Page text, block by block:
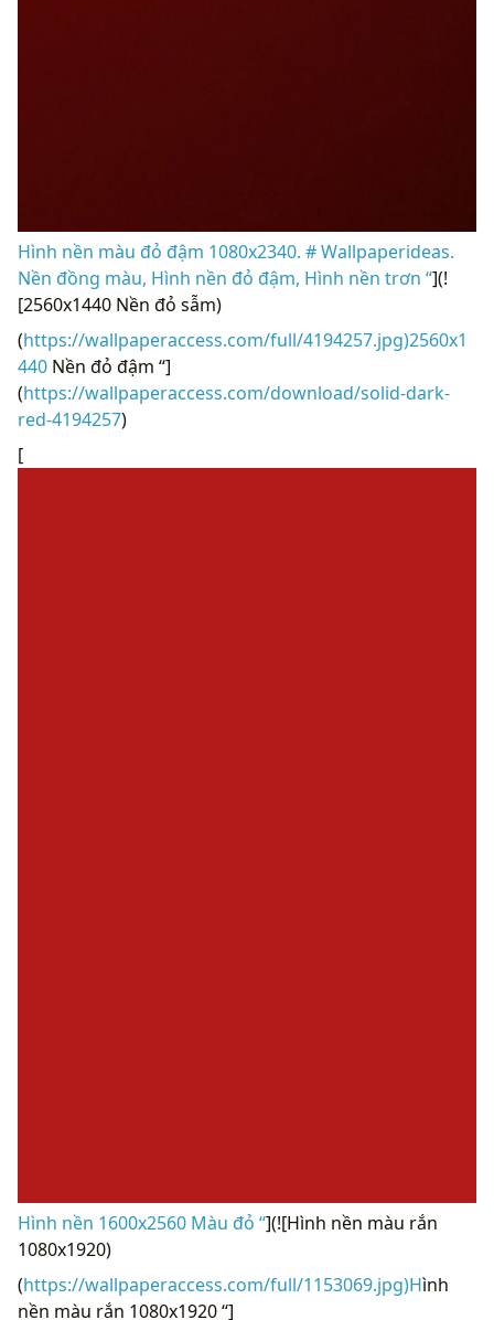
Hình nền màu đỏ đậm 1080x2340. # Wallpaperideas.
Nền đồng màu, Hình nền đỏ đậm, Hình nền trơn “](!
[2560x1440 Nền đỏ sẫm)
(https://wallpaperaccess.com/full/4194257.jpg)2560x1
440 Nền đỏ đậm “]
(https://wallpaperaccess.com/download/solid-dark-
red-4194257)
[
Hình nền 1600x2560 Màu đỏ “](![Hình nền màu rắn
1080x1920)
(https://wallpaperaccess.com/full/1153069.jpg)Hình
nền màu rắn 1080x1920 “]